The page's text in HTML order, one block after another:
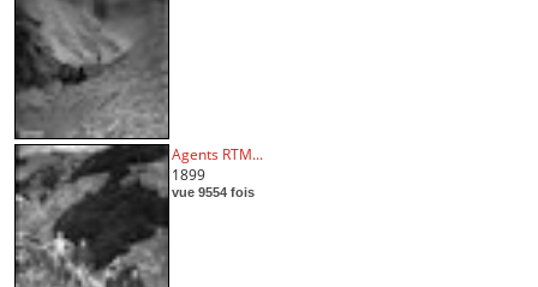
Agents RTM...
1899
vue 9554 fois